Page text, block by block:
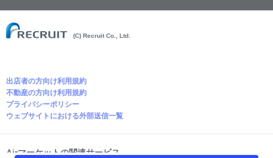
(C) Recruit Co., Ltd.
出店者の方向け利用規約
不動産の方向け利用規約
プライバシーポリシー
ウェブサイトにおける外部送信一覧
Airマーケットの関連サービス